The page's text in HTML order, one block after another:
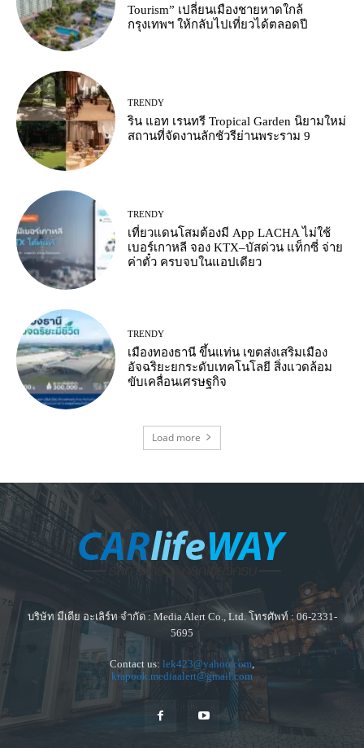
Tourism” เปลี่ยนเมืองชายหาดใกล้
กรุงเทพฯ ให้กลับไปเที่ยวได้ตลอดปี
TRENDY
ริน แอท เรนทรี Tropical Garden นิยามใหม่
สถานที่จัดงานลักชัวรีย่านพระราม 9
TRENDY
เที่ยวแดนโสมต้องมี App LACHA ไม่ใช้
เบอร์เกาหลี จอง KTX–บัสด่วน แท็กซี่ จ่าย
ค่าตั๋ว ครบจบในแอปเดียว
TRENDY
เมืองทองธานี ขึ้นแท่น เขตส่งเสริมเมือง
อัจฉริยะยกระดับเทคโนโลยี สิ่งแวดล้อม
ขับเคลื่อนเศรษฐกิจ
Load more
บริษัท มีเดีย อะเลิร์ท จำกัด : Media Alert Co., Ltd. โทรศัพท์ : 06-2331-
5695
Contact us: lek423@yahoo.com
krapook.mediaalert@gmail.com